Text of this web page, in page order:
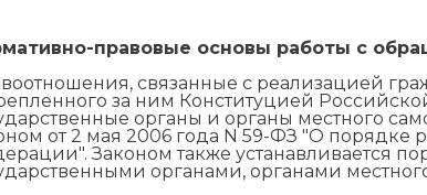
правовые основы работы с
связанные с реализацией
за ним Конституцией
органы и органы местного
от 2 мая 2006 года N 59-ФЗ "О
Законом также устанавливается
органами, органами